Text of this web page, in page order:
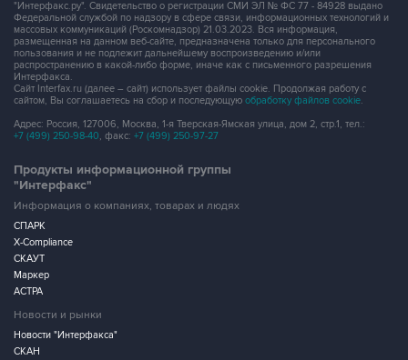
"Интерфакс.ру". Свидетельство о регистрации СМИ ЭЛ № ФС 77 - 84928 выдано
Федеральной службой по надзору в сфере связи, информационных технологий и
массовых коммуникаций (Роскомнадзор) 21.03.2023. Вся информация,
размещенная на данном веб-сайте, предназначена только для персонального
пользования и не подлежит дальнейшему воспроизведению и/или
распространению в какой-либо форме, иначе как с письменного разрешения
Интерфакса.
Сайт Interfax.ru (далее – сайт) использует файлы cookie. Продолжая работу с
сайтом, Вы соглашаетесь на сбор и последующую обработку файлов cookie.
Адрес: Россия, 127006, Москва, 1-я Тверская-Ямская улица, дом 2, стр.1, тел.:
+7 (499) 250-98-40, факс: +7 (499) 250-97-27
Продукты информационной группы
"Интерфакс"
Информация о компаниях, товарах и людях
СПАРК
X-Compliance
СКАУТ
Маркер
АСТРА
Новости и рынки
Новости "Интерфакса"
СКАН